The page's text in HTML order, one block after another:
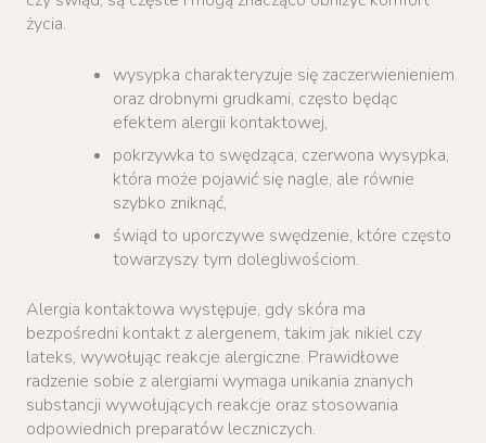
życia.
wysypka charakteryzuje się zaczerwienieniem
oraz drobnymi grudkami, często będąc
efektem alergii kontaktowej,
pokrzywka to swędząca, czerwona wysypka,
która może pojawić się nagle, ale równie
szybko zniknąć,
świąd to uporczywe swędzenie, które często
towarzyszy tym dolegliwościom.
Alergia kontaktowa występuje, gdy skóra ma
bezpośredni kontakt z alergenem, takim jak nikiel czy
lateks, wywołując reakcje alergiczne. Prawidłowe
radzenie sobie z alergiami wymaga unikania znanych
substancji wywołujących reakcje oraz stosowania
odpowiednich preparatów leczniczych.